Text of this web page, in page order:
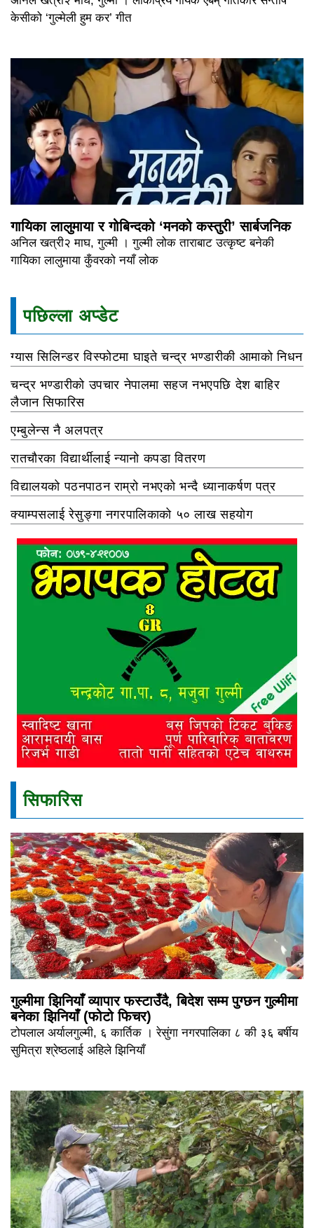
केसीको ‘गुल्मेली हुम कर’ गीत
गायिका लालुमाया र गोबिन्दको ‘मनको कस्तुरी’ सार्बजनिक
अनिल खत्री२ माघ, गुल्मी । गुल्मी लोक ताराबाट उत्कृष्ट बनेकी
गायिका लालुमाया कुँवरको नयाँ लोक
पछिल्ला अप्डेट
ग्यास सिलिन्डर विस्फोटमा घाइते चन्द्र भण्डारीकी आमाको निधन
चन्द्र भण्डारीको उपचार नेपालमा सहज नभएपछि देश बाहिर
लैजान सिफारिस
एम्बुलेन्स नै अलपत्र
रातचौरका विद्यार्थीलाई न्यानो कपडा वितरण
विद्यालयको पठनपाठन राम्रो नभएको भन्दै ध्यानाकर्षण पत्र
क्याम्पसलाई रेसुङ्गा नगरपालिकाको ५० लाख सहयोग
सिफारिस
गुल्मीमा झिनियाँ व्यापार फस्टाउँदै, बिदेश सम्म पुग्छन गुल्मीमा
बनेका झिनियाँ (फोटो फिचर)
टोपलाल अर्यालगुल्मी, ६ कार्तिक । रेसुंगा नगरपालिका ८ की ३६ बर्षीय
सुमित्रा श्रेष्ठलाई अहिले झिनियाँ